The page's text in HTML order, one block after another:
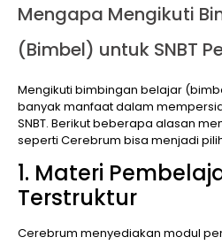
Mengapa Mengikuti
(Bimbel) untuk SNBT
Mengikuti bimbingan belajar
banyak manfaat dalam
SNBT. Berikut beberapa alasan
seperti Cerebrum bisa menjadi
1. Materi
Terstruktur
Cerebrum menyediakan modul